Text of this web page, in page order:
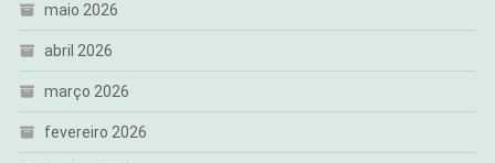
maio 2026
abril 2026
março 2026
fevereiro 2026